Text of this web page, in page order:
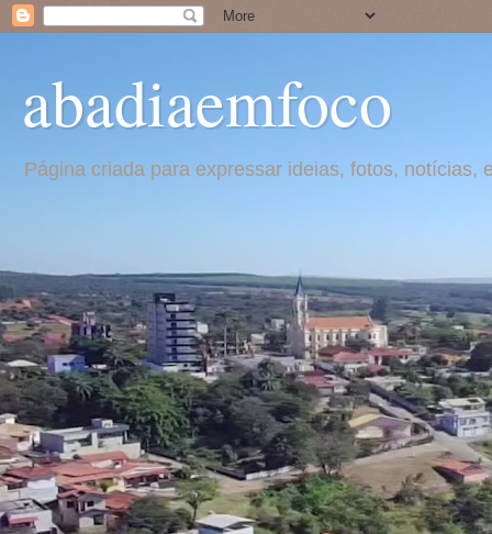
abadiaemfoco
Página criada para expressar ideias, fotos,